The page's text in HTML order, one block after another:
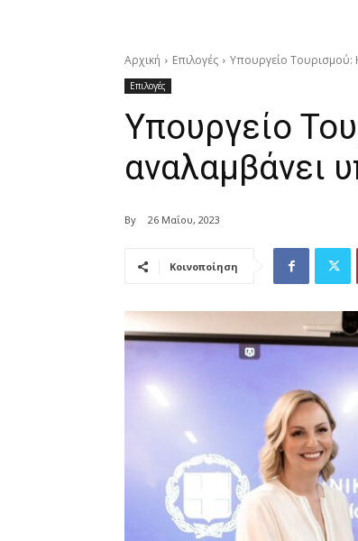
Αρχική Επιλογές Υπουργείο Τουρισμού:
Επιλογές
Υπουργείο
αναλαμβάνει
By 26 Μαΐου, 2023
Κοινοποίηση